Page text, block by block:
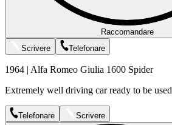
Raccomandare
Scrivere
Telefonare
1964 | Alfa Romeo Giulia 1600 Spider
Extremely well driving car ready to be used
Telefonare Scrivere